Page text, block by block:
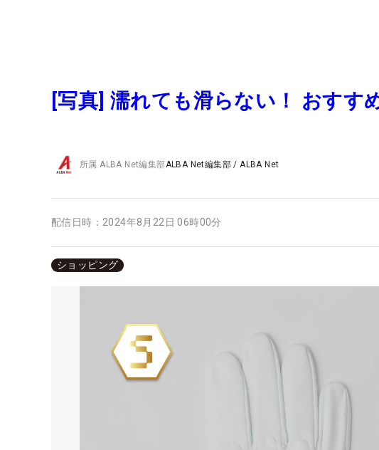
[写真] 濡れても滑らない！ おすす
所属ALBA Net編集部ALBA Net編集部 /ALBA Net
配信日時： 2024年8月22日 06時00分
ショッピング